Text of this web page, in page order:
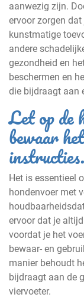
aanwezig zijn.
ervoor zorgen
kunstmatige
andere
gezondheid en
beschermen en
die bijdraagt aan
Let op de
bewaar
instructies.
Het is essentieel
hondenvoer met
ervoor dat je
voordat je het
bewaar- en
manier behoudt
bijdraagt aan de
viervoeter.